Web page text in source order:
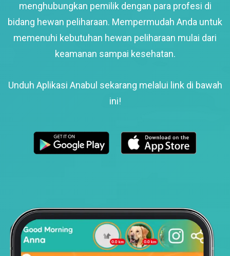
menghubungkan pemilik dengan para profesi di
bidang hewan peliharaan. Mempermudah Anda untuk
memenuhi kebutuhan hewan peliharaan mulai dari
keamanan sampai kesehatan.
Unduh Aplikasi Anabul sekarang melalui link di bawah
ini!